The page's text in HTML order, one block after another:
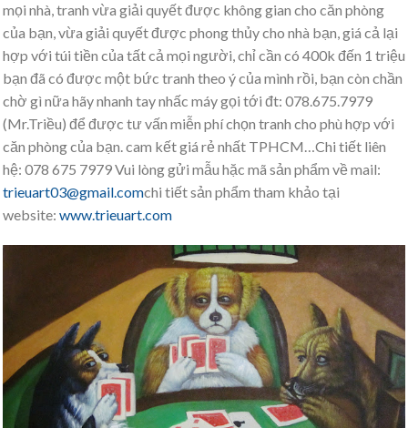
mọi nhà, tranh vừa giải quyết được không gian cho căn phòng
của bạn, vừa giải quyết được phong thủy cho nhà bạn, giá cả lại
hợp với túi tiền của tất cả mọi người, chỉ cần có 400k đến 1 triệu
bạn đã có được một bức tranh theo ý của mình rồi, bạn còn chần
chờ gì nữa hãy nhanh tay nhấc máy gọi tới đt: 078.675.7979
(Mr.Triều) để được tư vấn miễn phí chọn tranh cho phù hợp với
căn phòng của bạn. cam kết giá rẻ nhất TPHCM…Chi tiết liên
hệ: 078 675 7979 Vui lòng gửi mẫu hặc mã sản phẩm về mail:
trieuart03@gmail.comchi tiết sản phẩm tham khảo tại
website: www.trieuart.com